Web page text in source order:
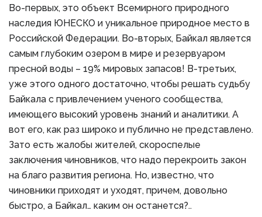
Во-первых, это объект Всемирного природного
наследия ЮНЕСКО и уникальное природное место в
Российской Федерации. Во-вторых, Байкал является
самым глубоким озером в мире и резервуаром
пресной воды – 19% мировых запасов! В-третьих,
уже этого одного достаточно, чтобы решать судьбу
Байкала с привлечением ученого сообщества,
имеющего высокий уровень знаний и аналитики. А
вот его, как раз широко и публично не представлено.
Зато есть жалобы жителей, скороспелые
заключения чиновников, что надо перекроить закон
на благо развития региона. Но, известно, что
чиновники приходят и уходят, причем, довольно
быстро, а Байкал… каким он останется?..